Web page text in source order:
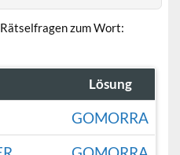
zum Wort:
Lösung
GOMORRA